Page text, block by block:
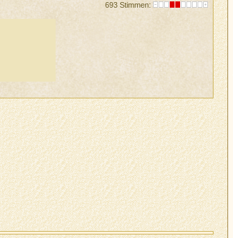
693 Stimmen: